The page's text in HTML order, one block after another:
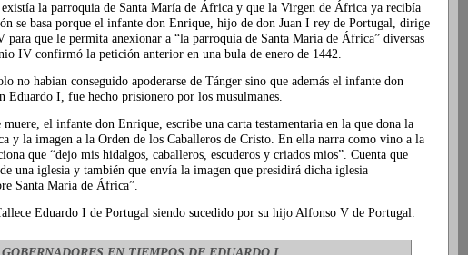
existía la parroquia de Santa María de África y que la Virgen de África ya recibía
se basa porque el infante don Enrique, hijo de don Juan I rey de Portugal, dirige
para que le permita anexionar a “la parroquia de Santa María de África” diversas
IV confirmó la petición anterior en una bula de enero de 1442.
no habian conseguido apoderarse de Tánger sino que además el infante don
Eduardo I, fue hecho prisionero por los musulmanes.
el infante don Enrique, escribe una carta testamentaria en la que dona la
y la imagen a la Orden de los Caballeros de Cristo. En ella narra como vino a la
que “dejo mis hidalgos, caballeros, escuderos y criados mios”. Cuenta que
una iglesia y también que envía la imagen que presidirá dicha iglesia
Santa María de África”.
Eduardo I de Portugal siendo sucedido por su hijo Alfonso V de Portugal.
GOBERNADORES EN TIEMPOS DE EDUARDO I